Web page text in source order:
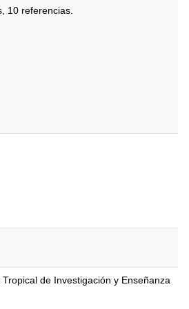
10 referencias.
de Investigación y Enseñanza